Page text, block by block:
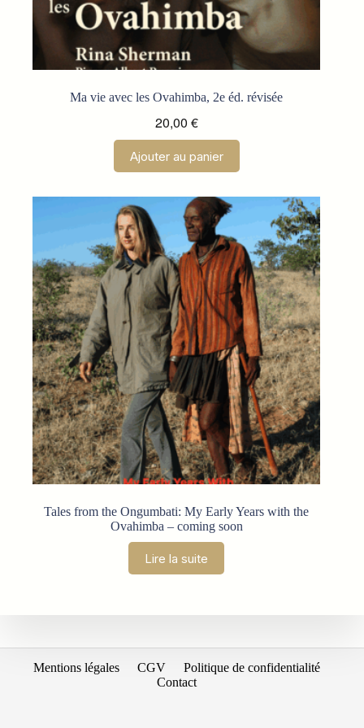
Ma vie avec les Ovahimba, 2e éd. révisée
20,00 €
Ajouter au panier
Tales from the Ongumbati: My Early Years with the
Ovahimba – coming soon
Lire la suite
Mentions légales CGV
Politique de confidentialité
Contact